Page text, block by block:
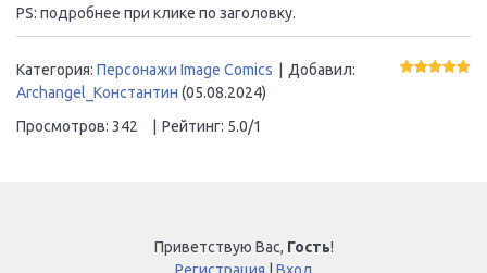
PS: подробнее при клике по заголовку.
Категория: Персонажи Image Comics Добавил:
Archangel_Константин (05.08.2024)
Просмотров: 342 Рейтинг: 5.0/1
Приветствую Вас, Гость!